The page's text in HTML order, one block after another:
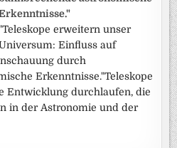
erweitern unser
Einfluss auf
durch
Erkenntnisse."Teleskope
Entwicklung durchlaufen, die
in der Astronomie und der